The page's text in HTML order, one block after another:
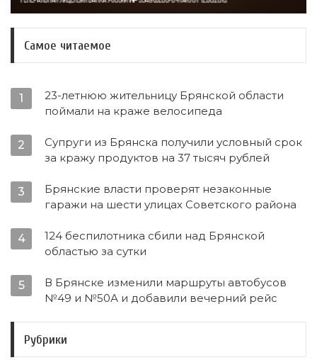
Самое читаемое
1
23-летнюю жительницу Брянской области
поймали на краже велосипеда
2
Супруги из Брянска получили условный срок
за кражу продуктов на 37 тысяч рублей
3
Брянские власти проверят незаконные
гаражи на шести улицах Советского района
4
124 беспилотника сбили над Брянской
областью за сутки
5
В Брянске изменили маршруты автобусов
№49 и №50А и добавили вечерний рейс
Рубрики